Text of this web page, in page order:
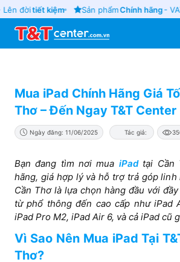
đờitiết kiệm Sản phẩmChính hãng- VAT
Mua iPad Chính Hãng Giá
Thơ – Đến Ngay T&T Center
Ngày đăng: 11/06/2025 Tác giả:
Bạn đang tìm nơi mua iPadtại Cần
hãng, giá hợp lý và hỗ trợ trả góp linh
Cần Thơ là lựa chọn hàng đầu với
từ phổ thông đến cao cấp như iPad
iPad Pro M2, iPad Air 6, và cả iPad cũ
Vì Sao Nên Mua iPad Tại
Thơ?